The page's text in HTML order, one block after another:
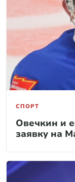
СПОРТ
Овечкин и
заявку на